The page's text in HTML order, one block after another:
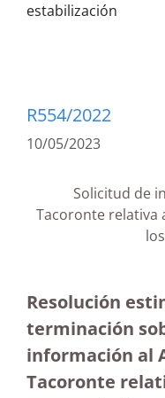
estabilización
R554/2022
10/05/2023
Solicitud de
Tacoronte relativa
Resolución
terminación
información al
Tacoronte